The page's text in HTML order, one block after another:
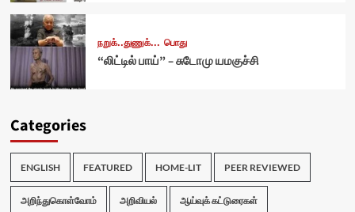
நறுக்..துணுக்... பொது
“லிட்டில் பாய்” – சுடோமு யமகுச்சி
Categories
ENGLISH FEATURED HOME-LIT PEER REVIEWED
அறிந்துகொள்வோம் அறிவியல் ஆய்வுக் கட்டுரைகள்